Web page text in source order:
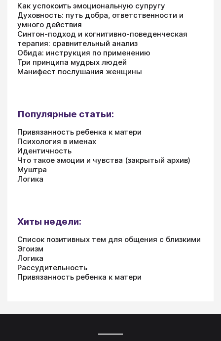
Как успокоить эмоциональную супругу
Духовность: путь добра, ответственности и
умного действия
Синтон-подход и когнитивно-поведенческая
терапия: сравнительный анализ
Обида: инструкция по применению
Три принципа мудрых людей
Манифест послушания женщины
Популярные статьи:
Привязанность ребенка к матери
Психология в именах
Идентичность
Что такое эмоции и чувства (закрытый архив)
Муштра
Логика
Хиты недели:
Список позитивных тем для общения с близкими
Эгоизм
Логика
Рассудительность
Привязанность ребенка к матери